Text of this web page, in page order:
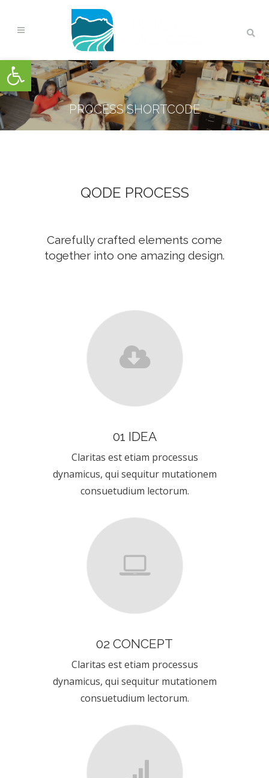
Open toolbar
PROCESS SHORTCODE
QODE PROCESS
Carefully crafted elements come
together into one amazing design.
01 IDEA
Claritas est etiam processus
dynamicus, qui sequitur mutationem
consuetudium lectorum.
02 CONCEPT
Claritas est etiam processus
dynamicus, qui sequitur mutationem
consuetudium lectorum.